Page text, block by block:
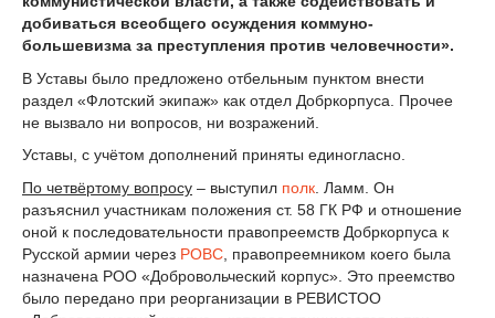
добиваться всеобщего осуждения коммуно-
большевизма за преступления против человечности».
В Уставы было предложено отбельным пунктом внести
раздел «Флотский экипаж» как отдел Добркорпуса. Прочее
не вызвало ни вопросов, ни возражений.
Уставы, с учётом дополнений приняты единогласно.
По четвёртому вопросу – выступил полк . Ламм. Он
разъяснил участникам положения ст. 58 ГК РФ и отношение
оной к последовательности правопреемств Добркорпуса к
Русской армии через РОВС , правопреемником коего была
назначена РОО «Добровольческий корпус». Это преемство
было передано при реорганизации в РЕВИСТОО